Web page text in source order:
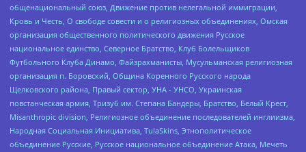
общенациональный союз, Движение против нелегальной иммиграции,
Кровь и Честь, О свободе совести и о религиозных объединениях, Омская
организация общественного политического движения Русское
национальное единство, Северное Братство, Клуб Болельщиков
Футбольного Клуба Динамо, Файзрахманисты, Мусульманская религиозная
организация п. Боровский, Община Коренного Русского народа
Щелковского района, Правый сектор, УНА - УНСО, Украинская
повстанческая армия, Тризуб им. Степана Бандеры, Братство, Белый Крест,
Misanthropic division, Религиозное объединение последователей инглиизма,
Народная Социальная Инициатива, TulaSkins, Этнополитическое
объединение Русские, Русское национальное объединение Атака, Мечеть